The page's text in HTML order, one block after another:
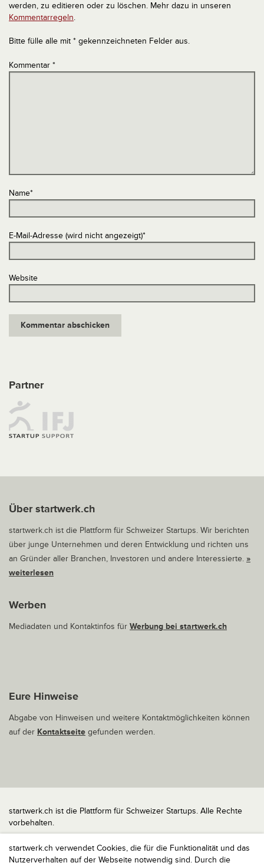
startwerk.ch verwendet Cookies, die für die Funktionalität und das
Nutzerverhalten auf der Webseite notwendig sind. Durch die
werden, zu editieren oder zu löschen. Mehr dazu in unseren
Kommentarregeln.
Bitte fülle alle mit * gekennzeichneten Felder aus.
Kommentar *
Name*
E-Mail-Adresse (wird nicht angezeigt)*
Website
Partner
Über startwerk.ch
startwerk.ch ist die Plattform für Schweizer Startups. Wir berichten
über junge Unternehmen und deren Entwicklung und richten uns
an Gründer aller Branchen, Investoren und andere Interessierte. »
weiterlesen
Werben
Mediadaten und Kontaktinfos für Werbung bei startwerk.ch
Eure Hinweise
Abgabe von Hinweisen und weitere Kontaktmöglichkeiten können
auf der Kontaktseite gefunden werden.
startwerk.ch ist die Plattform für Schweizer Startups. Alle Rechte
vorbehalten.
Impressum
Kontakt